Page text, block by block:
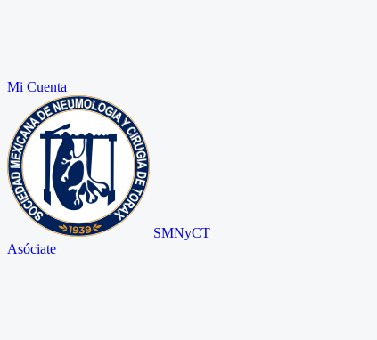
Mi Cuenta
SMNyCT
Asóciate